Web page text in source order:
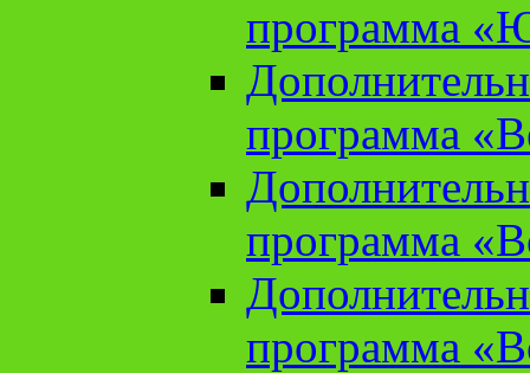
программа
программа
программа
программа